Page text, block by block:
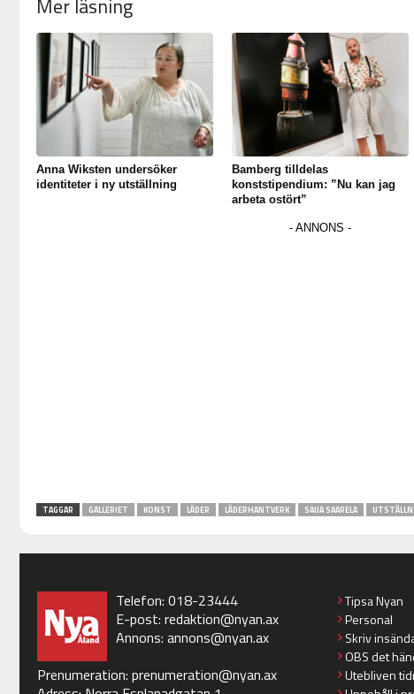
Mer läsning
Anna Wiksten undersöker
identiteter i ny utställning
Bamberg tilldelas
konststipendium: ”Nu kan jag
arbeta ostört”
TAGGAR GALLERIET KONST LÄDER LÄDERHANTVERK SAIJA SAARELA
Telefon: 018-23444
E-post: redaktion@nyan.ax
Annons: annons@nyan.ax
Prenumeration: prenumeration@nyan.ax
Tipsa Nyan
Personal
Skriv
OBS det
Utebliven